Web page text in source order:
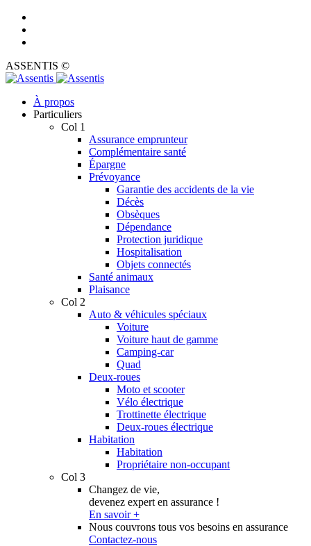
ASSENTIS ©
À propos
Particuliers
Col 1
Assurance emprunteur
Complémentaire santé
Épargne
Prévoyance
Garantie des accidents de la vie
Décès
Obsèques
Dépendance
Protection juridique
Hospitalisation
Objets connectés
Santé animaux
Plaisance
Col 2
Auto & véhicules spéciaux
Voiture
Voiture haut de gamme
Camping-car
Quad
Deux-roues
Moto et scooter
Vélo électrique
Trottinette électrique
Deux-roues électrique
Habitation
Habitation
Propriétaire non-occupant
Col 3
Changez de vie,
devenez expert en assurance !
En savoir +
Nous couvrons tous vos besoins en assurance
Contactez-nous